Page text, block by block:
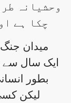
وحشیانہ
چکا ہے
میدان
ایک سال سے
بطور
لیکن